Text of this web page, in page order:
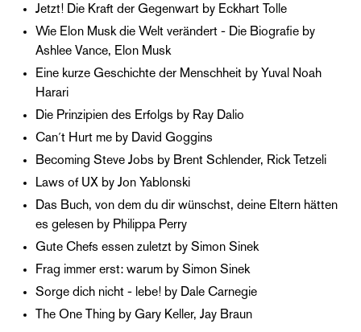
Jetzt! Die Kraft der Gegenwart by Eckhart Tolle
Wie Elon Musk die Welt verändert - Die Biografie by
Ashlee Vance, Elon Musk
Eine kurze Geschichte der Menschheit by Yuval Noah
Harari
Die Prinzipien des Erfolgs by Ray Dalio
Can´t Hurt me by David Goggins
Becoming Steve Jobs by Brent Schlender, Rick Tetzeli
Laws of UX by Jon Yablonski
Das Buch, von dem du dir wünschst, deine Eltern hätten
es gelesen by Philippa Perry
Gute Chefs essen zuletzt by Simon Sinek
Frag immer erst: warum by Simon Sinek
Sorge dich nicht - lebe! by Dale Carnegie
The One Thing by Gary Keller, Jay Braun